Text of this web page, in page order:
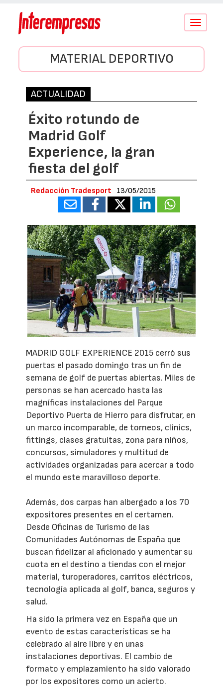
Conmutar
MATERIAL DEPORTIVO
ACTUALIDAD
Éxito rotundo de
Madrid Golf
Experience, la gran
fiesta del golf
Redacción Tradesport 13/05/2015
MADRID GOLF EXPERIENCE 2015 cerró sus
puertas el pasado domingo tras un fin de
semana de golf de puertas abiertas. Miles de
personas se han acercado hasta las
magníficas instalaciones del Parque
Deportivo Puerta de Hierro para disfrutar, en
un marco incomparable, de torneos, clinics,
fittings, clases gratuitas, zona para niños,
concursos, simuladores y multitud de
actividades organizadas para acercar a todo
el mundo este maravilloso deporte.
Además, dos carpas han albergado a los 70
expositores presentes en el certamen.
Desde Oficinas de Turismo de las
Comunidades Autónomas de España que
buscan fidelizar al aficionado y aumentar su
cuota en el destino a tiendas con el mejor
material, turoperadores, carritos eléctricos,
tecnología aplicada al golf, banca, seguros y
salud.
Ha sido la primera vez en España que un
evento de estas características se ha
celebrado al aire libre y en unas
instalaciones deportivas. El cambio de
formato y emplazamiento ha sido valorado
por los expositores como un acierto.